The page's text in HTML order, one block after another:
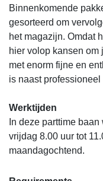
Binnenkomende
gesorteerd om
het magazijn. Omdat
hier volop kansen om
met enorm fijne en
is naast
Werktijden
In deze parttime
vrijdag 8.00 uur tot
maandagochtend.